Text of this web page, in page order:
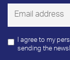
I agree to my
sending the